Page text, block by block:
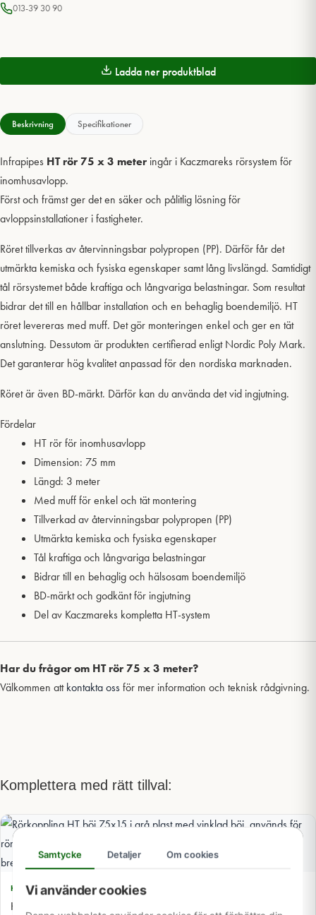
Samtycke Detaljer Om cookies
Vi använder cookies
013-39 30 90
Ladda ner produktblad
Beskrivning Specifikationer
Infrapipes HT rör 75 x 3 meter ingår i Kaczmareks rörsystem för
inomhusavlopp.
Först och främst ger det en säker och pålitlig lösning för
avloppsinstallationer i fastigheter.
Röret tillverkas av återvinningsbar polypropen (PP). Därför får det
utmärkta kemiska och fysiska egenskaper samt lång livslängd. Samtidigt
tål rörsystemet både kraftiga och långvariga belastningar. Som resultat
bidrar det till en hållbar installation och en behaglig boendemiljö. HT
röret levereras med muff. Det gör monteringen enkel och ger en tät
anslutning. Dessutom är produkten certifierad enligt Nordic Poly Mark.
Det garanterar hög kvalitet anpassad för den nordiska marknaden.
Röret är även BD-märkt. Därför kan du använda det vid ingjutning.
Fördelar
HT rör för inomhusavlopp
Dimension: 75 mm
Längd: 3 meter
Med muff för enkel och tät montering
Tillverkad av återvinningsbar polypropen (PP)
Utmärkta kemiska och fysiska egenskaper
Tål kraftiga och långvariga belastningar
Bidrar till en behaglig och hälsosam boendemiljö
BD-märkt och godkänt för ingjutning
Del av Kaczmareks kompletta HT-system
Har du frågor om HT rör 75 x 3 meter?
Välkommen attkontakta ossför mer information och teknisk rådgivning.
Komplettera med rätt tillval:
HT 75 MM
HT böj 75x15